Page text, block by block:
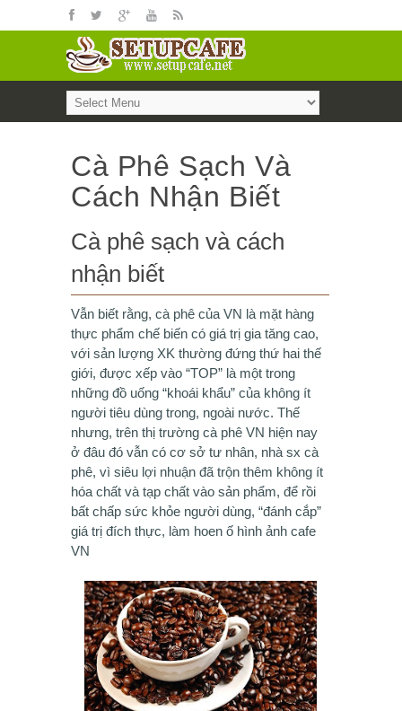
Cà Phê Sạch Và
Cách Nhận Biết
Cà phê sạch và cách
nhận biết
Vẫn biết rằng, cà phê của VN là mặt hàng
thực phẩm chế biến có giá trị gia tăng cao,
với sản lượng XK thường đứng thứ hai thế
giới, được xếp vào “TOP” là một trong
những đồ uống “khoái khẩu” của không ít
người tiêu dùng trong, ngoài nước. Thế
nhưng, trên thị trường cà phê VN hiện nay
ở đâu đó vẫn có cơ sở tư nhân, nhà sx cà
phê, vì siêu lợi nhuận đã trộn thêm không ít
hóa chất và tạp chất vào sản phẩm, để rồi
bất chấp sức khỏe người dùng, “đánh cắp”
giá trị đích thực, làm hoen ố hình ảnh cafe
VN